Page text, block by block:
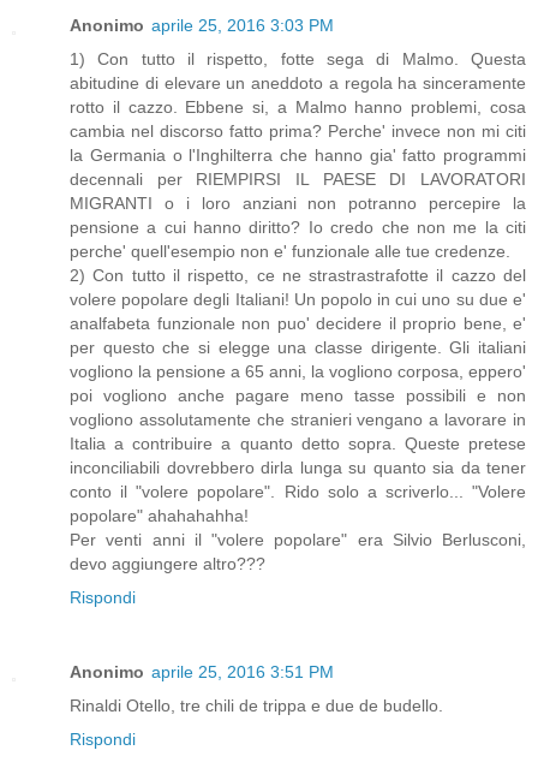
Anonimo aprile 25, 2016 3:03 PM
1) Con tutto il rispetto, fotte sega di Malmo. Questa
abitudine di elevare un aneddoto a regola ha sinceramente
rotto il cazzo. Ebbene si, a Malmo hanno problemi, cosa
cambia nel discorso fatto prima? Perche' invece non mi citi
la Germania o l'Inghilterra che hanno gia' fatto programmi
decennali per RIEMPIRSI IL PAESE DI LAVORATORI
MIGRANTI o i loro anziani non potranno percepire la
pensione a cui hanno diritto? Io credo che non me la citi
perche' quell'esempio non e' funzionale alle tue credenze.
2) Con tutto il rispetto, ce ne strastrastrafotte il cazzo del
volere popolare degli Italiani! Un popolo in cui uno su due e'
analfabeta funzionale non puo' decidere il proprio bene, e'
per questo che si elegge una classe dirigente. Gli italiani
vogliono la pensione a 65 anni, la vogliono corposa, eppero'
poi vogliono anche pagare meno tasse possibili e non
vogliono assolutamente che stranieri vengano a lavorare in
Italia a contribuire a quanto detto sopra. Queste pretese
inconciliabili dovrebbero dirla lunga su quanto sia da tener
conto il "volere popolare". Rido solo a scriverlo... "Volere
popolare" ahahahahha!
Per venti anni il "volere popolare" era Silvio Berlusconi,
devo aggiungere altro???
Rispondi
Anonimo aprile 25, 2016 3:51 PM
Rinaldi Otello, tre chili de trippa e due de budello.
Rispondi